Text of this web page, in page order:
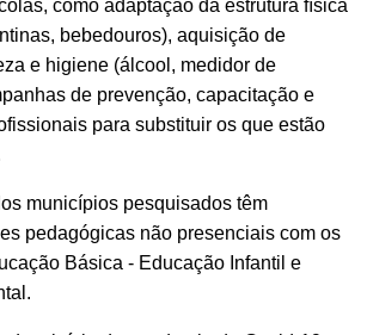
como adaptação da estrutura física
bebedouros), aquisição de
e higiene (álcool, medidor de
de prevenção, capacitação e
para substituir os que estão
municípios pesquisados têm
pedagógicas não presenciais com os
Básica - Educação Infantil e